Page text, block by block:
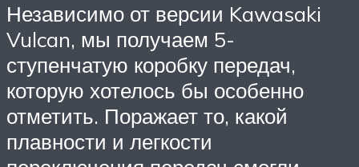
Независимо от версии Kawasaki
Vulcan, мы получаем 5-
ступенчатую коробку передач,
которую хотелось бы особенно
отметить. Поражает то, какой
плавности и легкости